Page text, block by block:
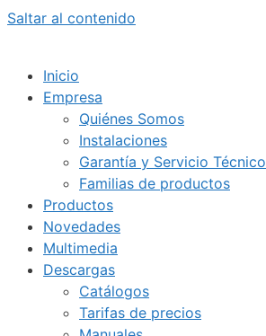
Saltar al contenido
Inicio
Empresa
Quiénes Somos
Instalaciones
Garantía y Servicio Técnico
Familias de productos
Productos
Novedades
Multimedia
Descargas
Catálogos
Tarifas de precios